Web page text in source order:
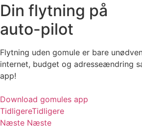
Din flytning på
auto-pilot
Flytning uden gomule er bare
internet, budget og adresseændring
app!
Download gomules app
TidligereTidligere
Næste Næste